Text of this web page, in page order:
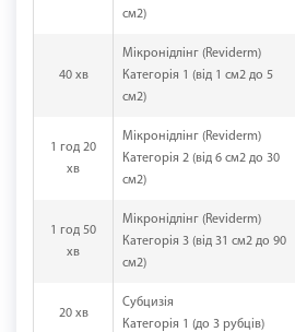
см2)
40 хв
Мікронідлінг (Reviderm)
Категорія 1 (від 1 см2 до 5
см2)
1 год 20
хв
Мікронідлінг (Reviderm)
Категорія 2 (від 6 см2 до 30
см2)
1 год 50
хв
Мікронідлінг (Reviderm)
Категорія 3 (від 31 см2 до 90
см2)
20 хв
Субцизія
Категорія 1 (до 3 рубців)